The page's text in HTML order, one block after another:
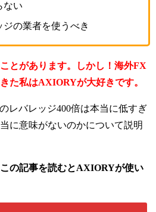
ない
ジの業者を使うべき
とがあります。しかし！海外FX
た私はAXIORYが大好きです。
レバレッジ400倍は本当に低すぎ
に意味がないのかについて説明
の記事を読むとAXIORYが使い